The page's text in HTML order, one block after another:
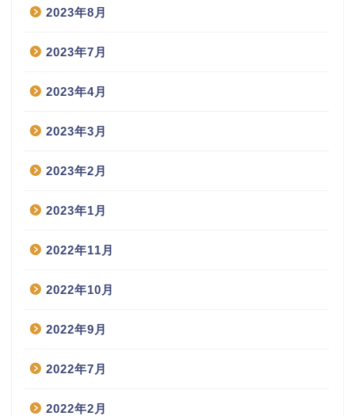
2023年8月
2023年7月
2023年4月
2023年3月
2023年2月
2023年1月
2022年11月
2022年10月
2022年9月
2022年7月
2022年2月